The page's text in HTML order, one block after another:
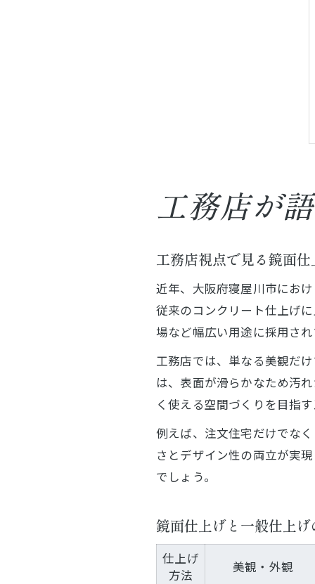
工務店が
工務店視点で見る鏡面
近年、大阪府寝屋川市にお
従来のコンクリート仕上げ
場など幅広い用途に採用さ
工務店では、単なる美観だ
は、表面が滑らかなため汚
く使える空間づくりを目指
例えば、注文住宅だけでな
さとデザイン性の両立が実
でしょう。
鏡面仕上げと一般仕上
仕上げ
方法
美観・外観